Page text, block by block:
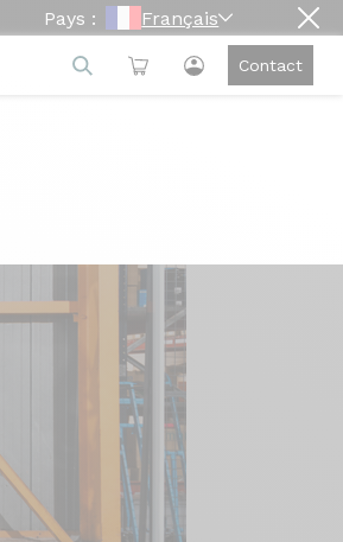
Pays : Français
Contact